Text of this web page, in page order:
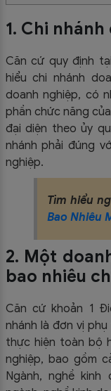
1. Chi
Căn cứ quy định
hiểu chi nhánh
doanh nghiệp, có
phần chức năng
đại diện theo ủy
nhánh phải đúng
nghiệp.
Tìm hiểu
Bao Nhiêu
2. Một
bao nhiêu
Căn cứ khoản 1
nhánh là đơn vị
thực hiện toàn bộ
nghiệp, bao gồm
Ngành, nghề